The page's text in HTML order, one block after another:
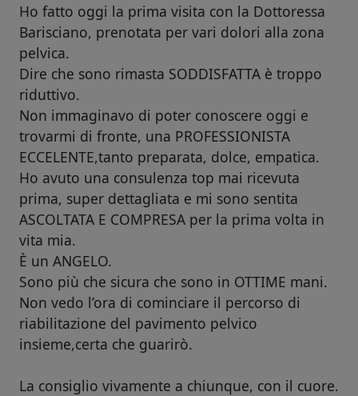
Ho fatto oggi la prima visita con la Dottoressa
Barisciano, prenotata per vari dolori alla zona
pelvica.
Dire che sono rimasta SODDISFATTA è troppo
riduttivo.
Non immaginavo di poter conoscere oggi e
trovarmi di fronte, una PROFESSIONISTA
ECCELENTE,tanto preparata, dolce, empatica.
Ho avuto una consulenza top mai ricevuta
prima, super dettagliata e mi sono sentita
ASCOLTATA E COMPRESA per la prima volta in
vita mia.
È un ANGELO.
Sono più che sicura che sono in OTTIME mani.
Non vedo l’ora di cominciare il percorso di
riabilitazione del pavimento pelvico
insieme,certa che guarirò.
La consiglio vivamente a chiunque, con il cuore.